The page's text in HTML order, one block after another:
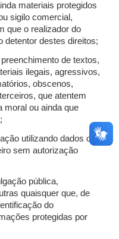
materiais protegidos
sigilo comercial,
que o realizador do
detentor destes direitos;
de textos,
ilegais, agressivos,
obscenos,
que atentem
moral ou ainda que
utilizando dados ou
sem autorização
pública,
quaisquer que, de
do
protegidas por